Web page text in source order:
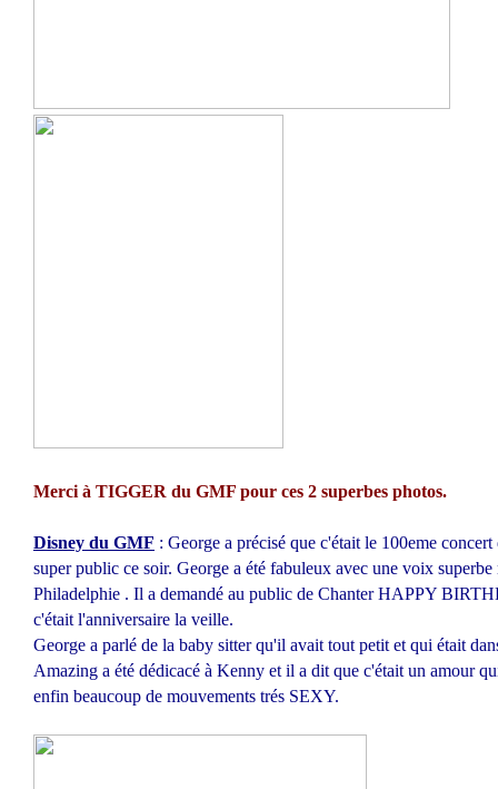
Merci à TIGGER du GMF pour ces 2 superbes photos.
Disney du GMF : George a précisé que c'était le 100eme
super public ce soir. George a été fabuleux avec une voix
Philadelphie . Il a demandé au public de Chanter HAPPY
c'était l'anniversaire la veille.
George a parlé de la baby sitter qu'il avait tout petit et qui était
Amazing a été dédicacé à Kenny et il a dit que c'était un amour
enfin beaucoup de mouvements trés SEXY.